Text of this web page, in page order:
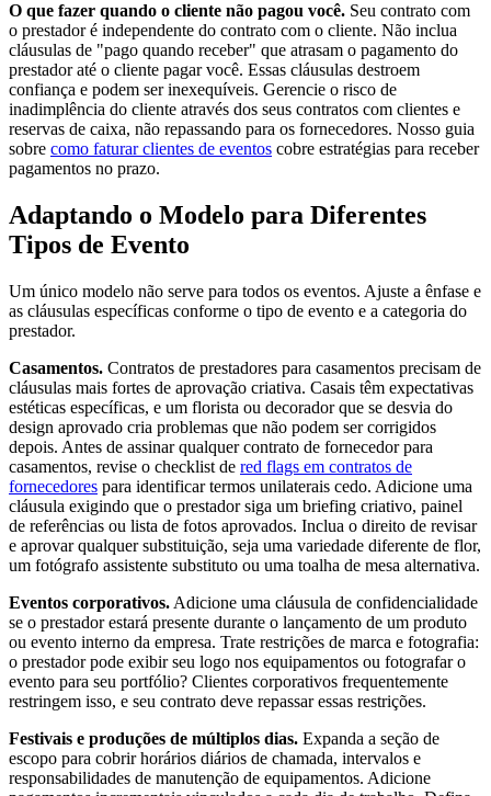
O que fazer quando o cliente não pagou você. Seu contrato com
o prestador é independente do contrato com o cliente. Não inclua
cláusulas de "pago quando receber" que atrasam o pagamento do
prestador até o cliente pagar você. Essas cláusulas destroem
confiança e podem ser inexequíveis. Gerencie o risco de
inadimplência do cliente através dos seus contratos com clientes e
reservas de caixa, não repassando para os fornecedores. Nosso guia
sobre como faturar clientes de eventos cobre estratégias para receber
pagamentos no prazo.
Adaptando o Modelo para Diferentes
Tipos de Evento
Um único modelo não serve para todos os eventos. Ajuste a ênfase e
as cláusulas específicas conforme o tipo de evento e a categoria do
prestador.
Casamentos. Contratos de prestadores para casamentos precisam de
cláusulas mais fortes de aprovação criativa. Casais têm expectativas
estéticas específicas, e um florista ou decorador que se desvia do
design aprovado cria problemas que não podem ser corrigidos
depois. Antes de assinar qualquer contrato de fornecedor para
casamentos, revise o checklist de red flags em contratos de
fornecedores para identificar termos unilaterais cedo. Adicione uma
cláusula exigindo que o prestador siga um briefing criativo, painel
de referências ou lista de fotos aprovados. Inclua o direito de revisar
e aprovar qualquer substituição, seja uma variedade diferente de flor,
um fotógrafo assistente substituto ou uma toalha de mesa alternativa.
Eventos corporativos. Adicione uma cláusula de confidencialidade
se o prestador estará presente durante o lançamento de um produto
ou evento interno da empresa. Trate restrições de marca e fotografia:
o prestador pode exibir seu logo nos equipamentos ou fotografar o
evento para seu portfólio? Clientes corporativos frequentemente
restringem isso, e seu contrato deve repassar essas restrições.
Festivais e produções de múltiplos dias. Expanda a seção de
escopo para cobrir horários diários de chamada, intervalos e
responsabilidades de manutenção de equipamentos. Adicione